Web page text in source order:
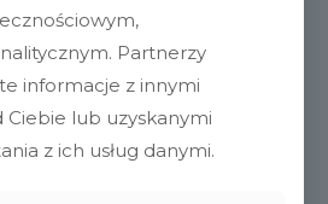
Partnerzy
informacje z innymi
lub uzyskanymi
z ich usług danymi.